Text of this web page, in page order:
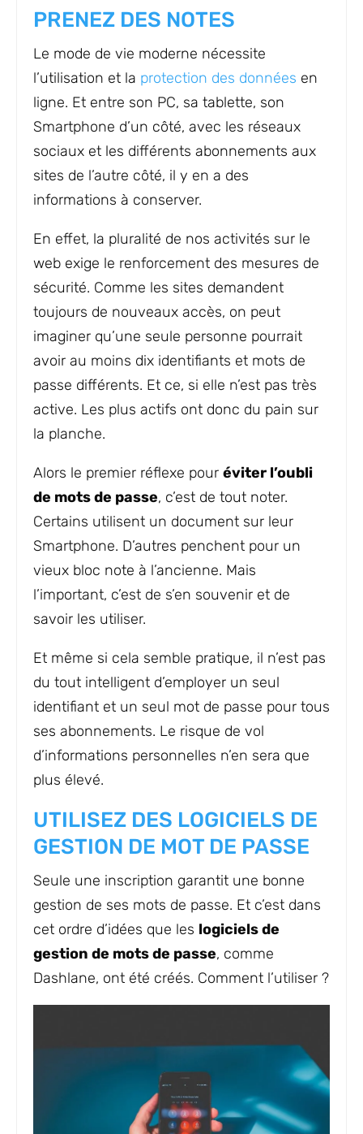
PRENEZ DES NOTES
Le mode de vie moderne nécessite
l’utilisation et la protection des données en
ligne. Et entre son PC, sa tablette, son
Smartphone d’un côté, avec les réseaux
sociaux et les différents abonnements aux
sites de l’autre côté, il y en a des
informations à conserver.
En effet, la pluralité de nos activités sur le
web exige le renforcement des mesures de
sécurité. Comme les sites demandent
toujours de nouveaux accès, on peut
imaginer qu’une seule personne pourrait
avoir au moins dix identifiants et mots de
passe différents. Et ce, si elle n’est pas très
active. Les plus actifs ont donc du pain sur
la planche.
Alors le premier réflexe pour éviter l’oubli
de mots de passe, c’est de tout noter.
Certains utilisent un document sur leur
Smartphone. D’autres penchent pour un
vieux bloc note à l’ancienne. Mais
l’important, c’est de s’en souvenir et de
savoir les utiliser.
Et même si cela semble pratique, il n’est pas
du tout intelligent d’employer un seul
identifiant et un seul mot de passe pour tous
ses abonnements. Le risque de vol
d’informations personnelles n’en sera que
plus élevé.
UTILISEZ DES LOGICIELS DE
GESTION DE MOT DE PASSE
Seule une inscription garantit une bonne
gestion de ses mots de passe. Et c’est dans
cet ordre d’idées que les logiciels de
gestion de mots de passe, comme
Dashlane, ont été créés. Comment l’utiliser ?